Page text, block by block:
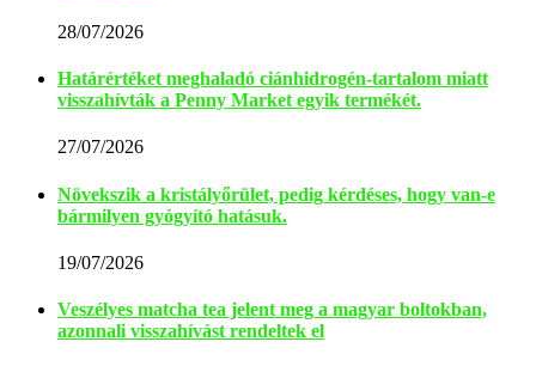
28/07/2026
Határértéket meghaladó ciánhidrogén-tartalom miatt
visszahívták a Penny Market egyik termékét.
27/07/2026
Növekszik a kristályőrület, pedig kérdéses, hogy van-e
bármilyen gyógyító hatásuk.
19/07/2026
Veszélyes matcha tea jelent meg a magyar boltokban,
azonnali visszahívást rendeltek el